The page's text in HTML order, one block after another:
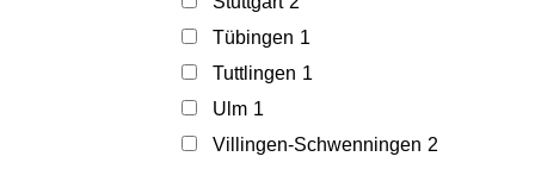
Tübingen 1
Tuttlingen 1
Ulm 1
Villingen-Schwenningen 2